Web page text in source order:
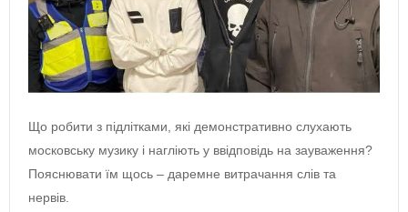
Що робити з підлітками, які демонстративно слухають
московську музику і нагліють у ввідповідь на зауваження?
Пояснювати їм щось – даремне витрачання слів та
нервів.